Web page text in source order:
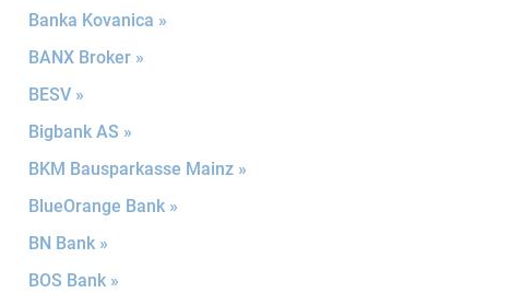
Banka Kovanica »
BANX Broker »
BESV »
Bigbank AS »
BKM Bausparkasse Mainz »
BlueOrange Bank »
BN Bank »
BOS Bank »